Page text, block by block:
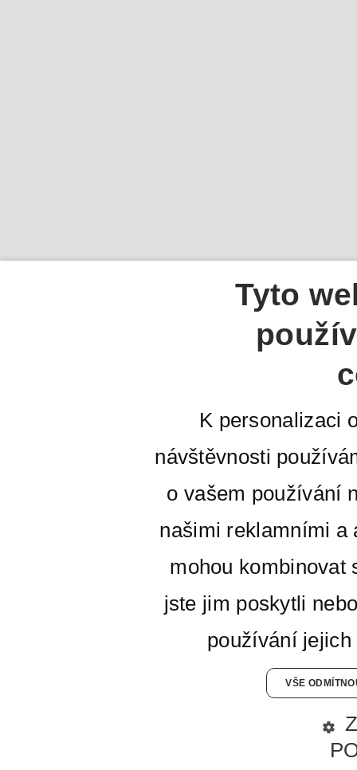
Tyto
K personalizaci
návštěvnosti
o vašem používání
našimi reklamními a
mohou kombinovat
jste jim poskytli
používání
VŠE